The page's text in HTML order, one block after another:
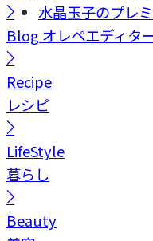
水晶玉子のプレ
Blog オレペエディタ
Recipe
レシピ
LifeStyle
暮らし
Beauty